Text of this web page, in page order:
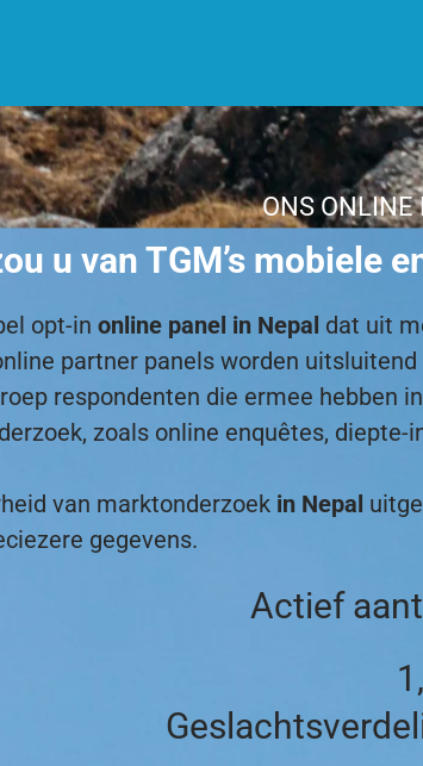
ONS ONLINE
u van TGM’s mobiele
opt-in online panel in Nepal dat uit
partner panels worden
respondenten die ermee
zoals online enquêtes, diepte-
van marktonderzoek in Nepal
gegevens.
Actief